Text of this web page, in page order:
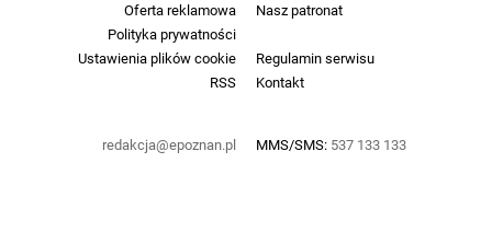
Oferta reklamowa
Nasz patronat
Polityka prywatności
Ustawienia plików cookie
Regulamin serwisu
RSS
Kontakt
redakcja@epoznan.pl MMS/SMS: 537 133 133